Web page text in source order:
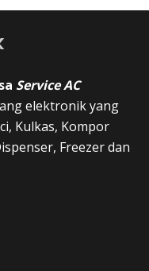
Service AC
elektronik yang
Kulkas, Kompor
Freezer dan